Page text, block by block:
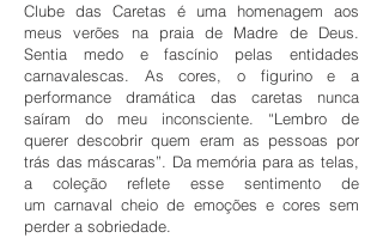
Clube das Caretas é uma homenagem aos
meus verões na praia de Madre de Deus.
Sentia medo e fascínio pelas entidades
carnavalescas. As cores, o figurino e a
performance dramática das caretas nunca
saíram do meu inconsciente. “Lembro de
querer descobrir quem eram as pessoas por
trás das máscaras”. Da memória para as telas,
a coleção reflete esse sentimento de
um carnaval cheio de emoções e cores sem
perder a sobriedade.